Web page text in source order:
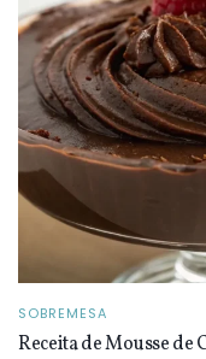
SOBREMESA
Receita de Mousse de